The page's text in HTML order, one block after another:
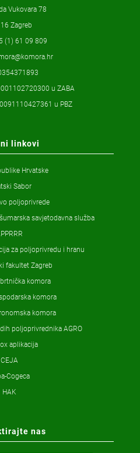
Vukovara 78
Zagreb
(1) 61 09 809
u ZABA
u PBZ
linkovi
Hrvatske
Sabor
poljoprivrede
savjetodavna služba
za poljoprivredu i hranu
fakultet Zagreb
komora
komora
komora
poljoprivrednika AGRO
aplikacija
CEJA
Cogeca
HAK
nas